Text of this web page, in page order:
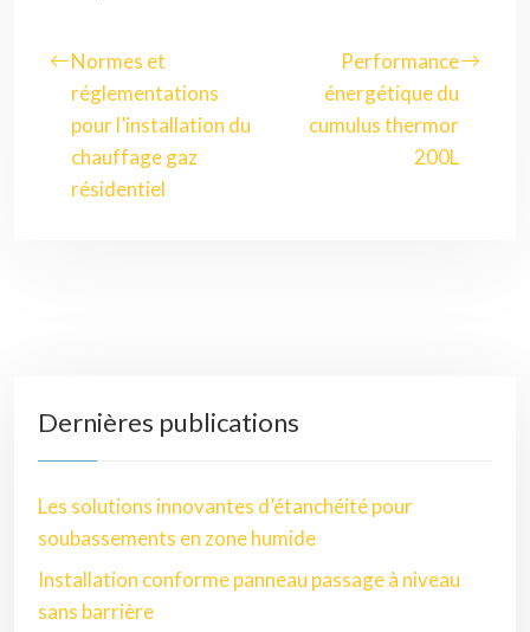
Normes et
réglementations
pour l’installation du
chauffage gaz
résidentiel
Performance
énergétique du
cumulus thermor
200L
Dernières publications
Les solutions innovantes d’étanchéité pour
soubassements en zone humide
Installation conforme panneau passage à niveau
sans barrière